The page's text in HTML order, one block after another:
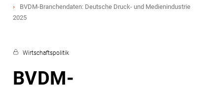
BVDM-Branchendaten: Deutsche Druck- und Medienindustrie
2025
Wirtschaftspolitik
BVDM-